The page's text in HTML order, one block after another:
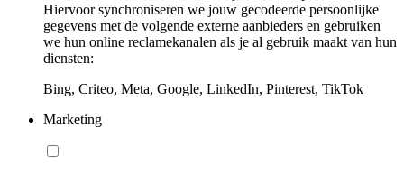
Hiervoor synchroniseren we jouw gecodeerde persoonlijke
gegevens met de volgende externe aanbieders en gebruiken
we hun online reclamekanalen als je al gebruik maakt van hun
diensten:
Bing, Criteo, Meta, Google, LinkedIn, Pinterest, TikTok
Marketing